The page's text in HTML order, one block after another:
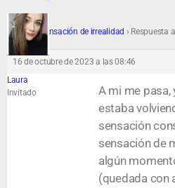
Foro › Sensación de irrealidad › Respuesta
16 de octubre de 2023 a las 08:46
Laura
Invitado
A mi me pasa,
estaba
sensación
sensación de
algún
(quedada con